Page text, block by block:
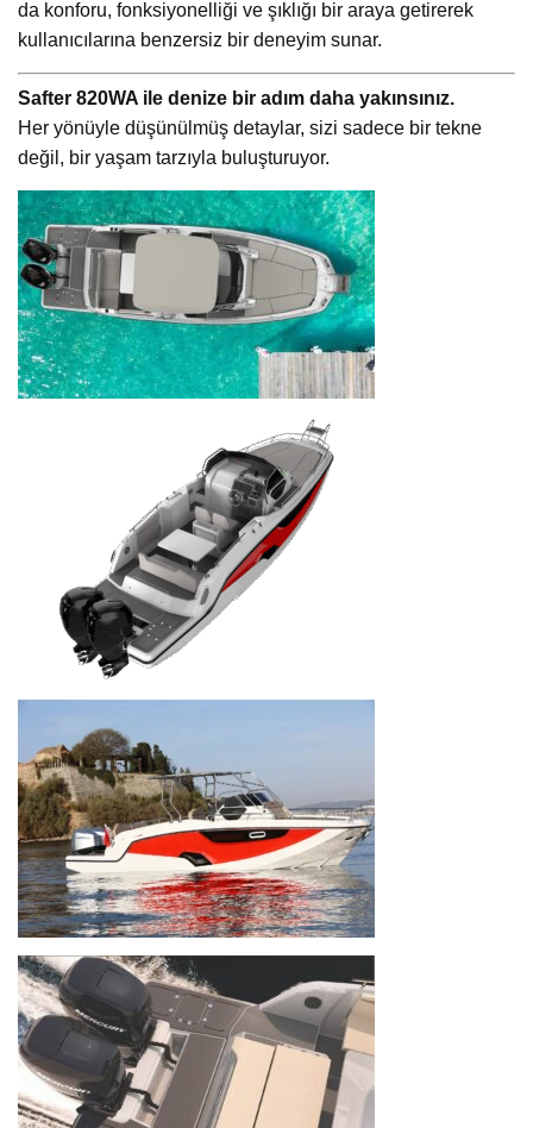
da konforu, fonksiyonelliği ve şıklığı bir araya getirerek
kullanıcılarına benzersiz bir deneyim sunar.
Safter 820WA ile denize bir adım daha yakınsınız.
Her yönüyle düşünülmüş detaylar, sizi sadece bir tekne
değil, bir yaşam tarzıyla buluşturuyor.